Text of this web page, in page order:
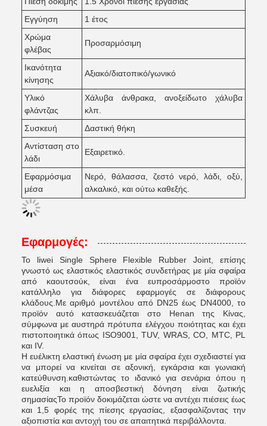
Εγγύηση
1 έτος
Χρώμα
φλέβας
Προσαρμόσιμη
Ικανότητα
κίνησης
Αξιακό/διατοπικό/γωνικό
Υλικό
φλάντζας
Χάλυβα άνθρακα, ανοξείδωτο χάλυβα
κλπ.
Συσκευή
Δαστική θήκη
Αντίσταση στο
λάδι
Εξαιρετικό.
Εφαρμόσιμα
μέσα
Νερό, θάλασσα, ζεστό νερό, λάδι, οξύ,
αλκαλικό, και ούτω καθεξής.
Εφαρμογές:
Το liwei Single Sphere Flexible Rubber Joint, επίσης
γνωστό ως ελαστικός ελαστικός συνδετήρας με μία σφαίρα
από καουτσούκ, είναι ένα ευπροσάρμοστο προϊόν
κατάλληλο για διάφορες εφαρμογές σε διάφορους
κλάδους.Με αριθμό μοντέλου από DN25 έως DN4000, το
προϊόν αυτό κατασκευάζεται στο Henan της Κίνας,
σύμφωνα με αυστηρά πρότυπα ελέγχου ποιότητας και έχει
πιστοποιητικά όπως ISO9001, TUV, WRAS, CO, MTC, PL
και IV.
Η ευέλικτη ελαστική ένωση με μία σφαίρα έχει σχεδιαστεί για
να μπορεί να κινείται σε αξονική, εγκάρσια και γωνιακή
κατεύθυνση.καθιστώντας το ιδανικό για σενάρια όπου η
ευελιξία και η αποσβεστική δόνηση είναι ζωτικής
σημασίαςΤο προϊόν δοκιμάζεται ώστε να αντέχει πιέσεις έως
και 1,5 φορές της πίεσης εργασίας, εξασφαλίζοντας την
αξιοπιστία και αντοχή του σε απαιτητικά περιβάλλοντα.